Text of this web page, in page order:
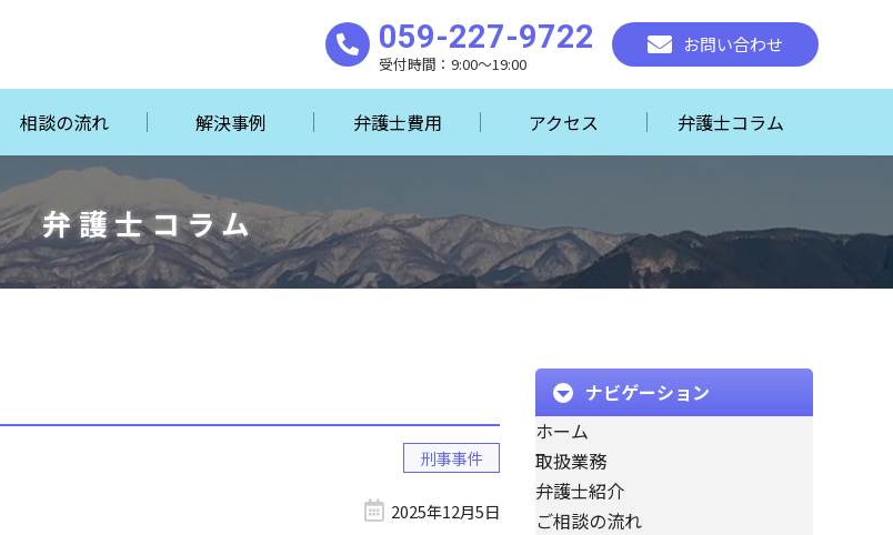
059-227-9722
受付時間：9:00～19:00
お問い合わせ
相談の流れ 解決事例 弁護士費用 アクセス 弁護士コラム
弁護士コラム
刑事事件
2025年12月5日
ナビゲーション
ホーム
取扱業務
弁護士紹介
ご相談の流れ